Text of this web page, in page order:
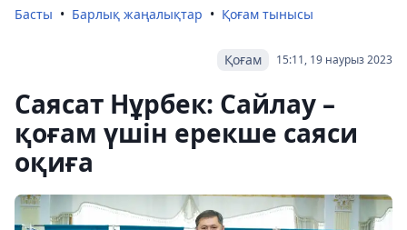
Басты Барлық жаңалықтар Қоғам тынысы
15:11, 19 наурыз 2023
Қоғам
Саясат Нұрбек: Сайлау –
қоғам үшін ерекше саяси
оқиға